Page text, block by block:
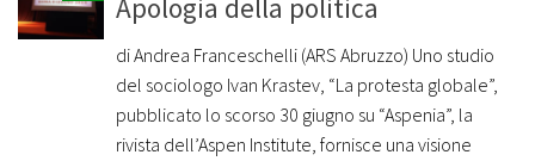
Apologia della politica
di Andrea Franceschelli (ARS Abruzzo) Uno studio
del sociologo Ivan Krastev, “La protesta globale”,
pubblicato lo scorso 30 giugno su “Aspenia”, la
rivista dell’Aspen Institute, fornisce una visione